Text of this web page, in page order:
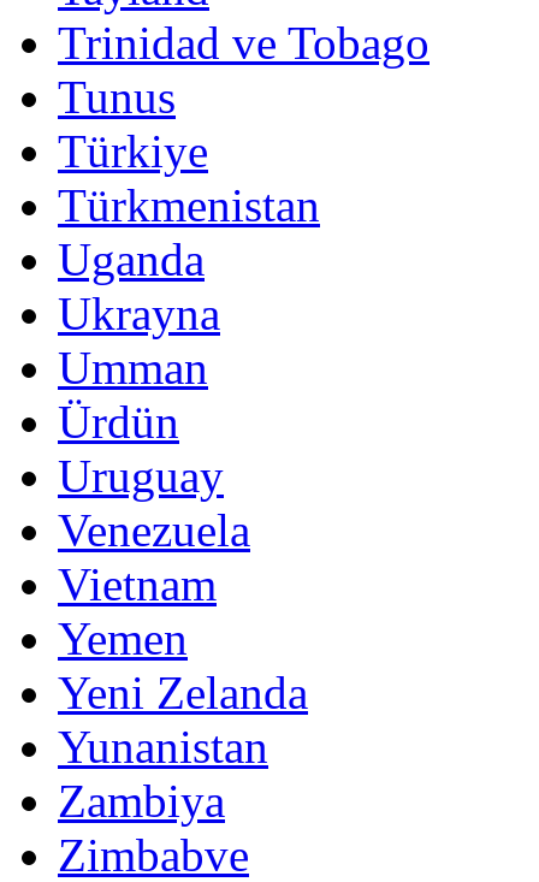
Trinidad ve Tobago
Tunus
Türkiye
Türkmenistan
Uganda
Ukrayna
Umman
Ürdün
Uruguay
Venezuela
Vietnam
Yemen
Yeni Zelanda
Yunanistan
Zambiya
Zimbabve